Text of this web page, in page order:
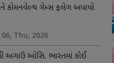
કોમનવેલ્થ ગેમ્સ ફલેગ અપાયો
Thu, 2026
અગાઉ ઓસિ. ભારતમાં કોઈ